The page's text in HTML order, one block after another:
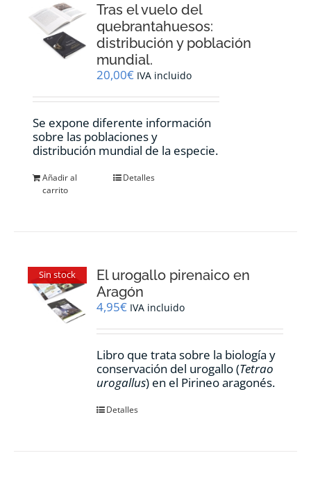
Tras el vuelo del
quebrantahuesos:
distribución y población
mundial.
20,00€ IVA incluido
Se expone diferente información
sobre las poblaciones y
distribución mundial de la especie.
Añadir al
carrito
Detalles
Sin stock
El urogallo pirenaico en
Aragón
4,95€ IVA incluido
Libro que trata sobre la biología y
conservación del urogallo (Tetrao
urogallus) en el Pirineo aragonés.
Detalles